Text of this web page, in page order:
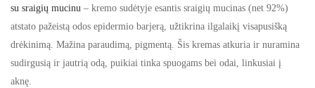
su sraigių mucinu – kremo sudėtyje esantis sraigių mucinas (net 92%)
atstato pažeistą odos epidermio barjerą, užtikrina ilgalaikį visapusišką
drėkinimą. Mažina paraudimą, pigmentą. Šis kremas atkuria ir nuramina
sudirgusią ir jautrią odą, puikiai tinka spuogams bei odai, linkusiai į
aknę.